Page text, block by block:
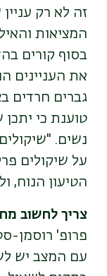
זה לא רק
המציאות
בסוף קורים
את העניינים
גברים חרדים
טוענת כי
נשים.
על שיקולים
הטיעון הנוח,
צריך לחשוב
פרופ' רוסמן-
עם המצב יש